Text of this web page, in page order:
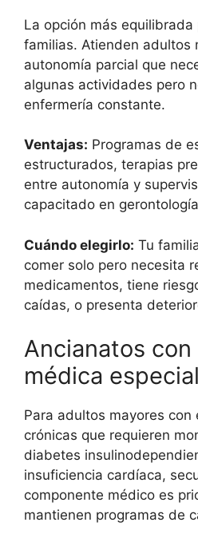
La opción más equilibrada
familias. Atienden adultos
autonomía parcial que
algunas actividades pero
enfermería constante.
Ventajas: Programas de
estructurados, terapias
entre autonomía y
capacitado en
Cuándo elegirlo: Tu
comer solo pero necesita
medicamentos, tiene
caídas, o presenta
Ancianatos
médica
Para adultos mayores con
crónicas que requieren
diabetes
insuficiencia cardíaca,
componente médico es
mantienen programas de